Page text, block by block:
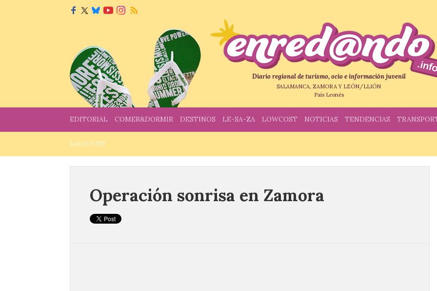
Diario regional de turismo, ocio e información juvenil
SALAMANCA, ZAMORA Y LEÓN/LLIÓN
País Leonés
EDITORIAL COMER&DORMIR DESTINOS LE-SA-ZA LOWCOST NOTICIAS TENDENCIAS
InfoJOVEN
Operación sonrisa en Zamora